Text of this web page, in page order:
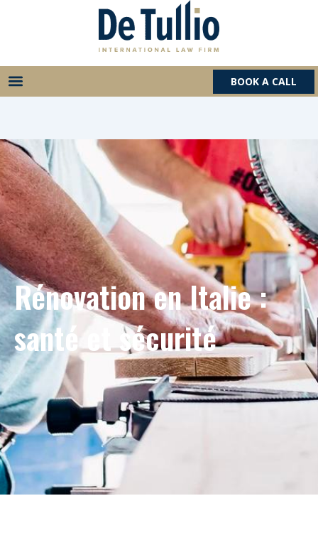
BOOK A CALL
Rénovation en Italie :
santé et sécurité